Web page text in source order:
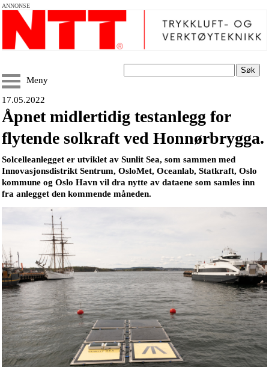
ANNONSE
Søk
Meny
17.05.2022
Åpnet midlertidig testanlegg for
flytende solkraft ved Honnørbrygga.
Solcelleanlegget er utviklet av Sunlit Sea, som sammen med
Innovasjonsdistrikt Sentrum, OsloMet, Oceanlab, Statkraft, Oslo
kommune og Oslo Havn vil dra nytte av dataene som samles inn
fra anlegget den kommende måneden.